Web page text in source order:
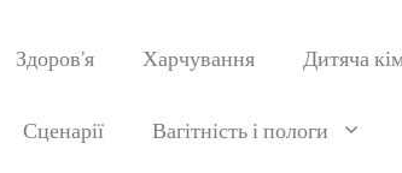
Здоров’я Харчування Дитяча
Сценарії Вагітність і пологи